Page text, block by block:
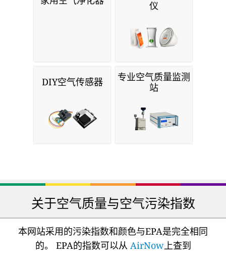
仪
DIY空气传感器
专业空气质量监测
站
关于空气质量与空气污染指数
本网站采用的污染指数和颜色与EPA是完全相同
的。 EPA的指数可以从 AirNow上查到